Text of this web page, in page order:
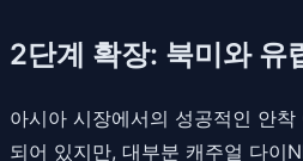
2단계 확장: 북미와 유
아시아 시장에서의 성공적인 안착
되어 있지만, 대부분 캐주얼 다이